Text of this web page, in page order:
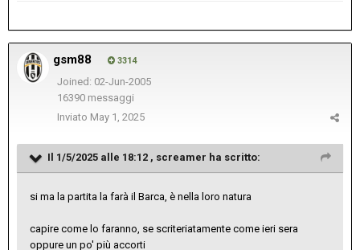
gsm88 3314
Joined: 02-Jun-2005
16390 messaggi
Inviato May 1, 2025
Il 1/5/2025 alle 18:12 , screamer ha scritto:
si ma la partita la farà il Barca, è nella loro natura
capire come lo faranno, se scriteriatamente come ieri sera
oppure un po' più accorti